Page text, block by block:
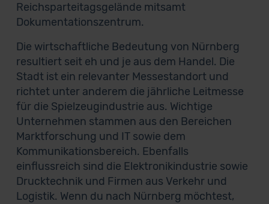
Reichsparteitagsgelände mitsamt
Dokumentationszentrum.
Die wirtschaftliche Bedeutung von Nürnberg
resultiert seit eh und je aus dem Handel. Die
Stadt ist ein relevanter Messestandort und
richtet unter anderem die jährliche Leitmesse
für die Spielzeugindustrie aus. Wichtige
Unternehmen stammen aus den Bereichen
Marktforschung und IT sowie dem
Kommunikationsbereich. Ebenfalls
einflussreich sind die Elektronikindustrie sowie
Drucktechnik und Firmen aus Verkehr und
Logistik. Wenn du nach Nürnberg möchtest,